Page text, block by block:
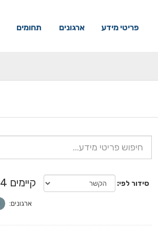
פריטי מידע ארגונים תחומים
סידור לפי קיימים 24 פריטי מידע
ארגונים: